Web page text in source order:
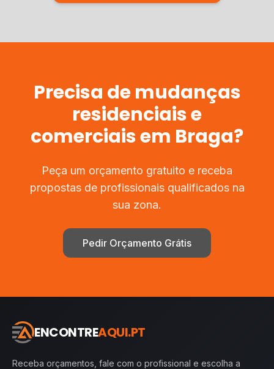
Precisa demudanças
residenciais e
comerciaisem Braga?
Peça um orçamento gratuito e receba
propostas de profissionais qualificados na
sua zona.
Pedir Orçamento Grátis
ENCONTREAQUI.PT
Receba orçamentos, fale com o profissional e escolha a